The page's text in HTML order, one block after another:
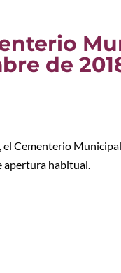
de
Cementerio
apertura habitual.